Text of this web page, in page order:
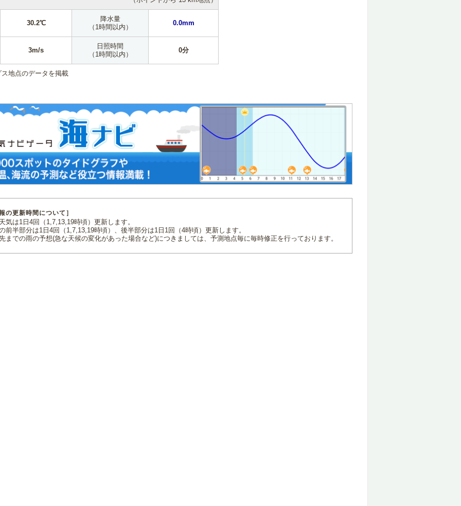
30.2℃
降水量
（1時間以内）
0.0mm
3m/s
日照時間
（1時間以内）
0分
地点のデータを掲載
の更新時間について］
気は1日4回（1,7,13,19時頃）更新します。
前半部分は1日4回（1,7,13,19時頃）、後半部分は1日1回（4時頃）更新します。
までの雨の予想(急な天候の変化があった場合など)につきましては、予測地点毎に毎時修正を行っております。